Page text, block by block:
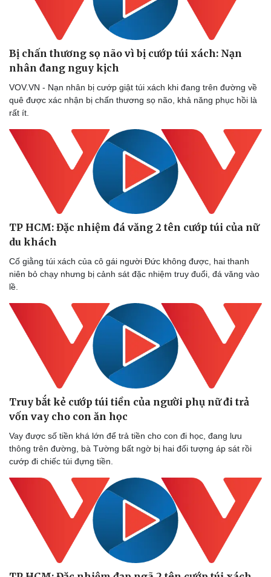
Sức khỏe
Dinh dưỡng - món ngon
Sản phụ khoa
Nhi khoa
Nam khoa
Làm đẹp - giảm cân
Phòng mạch online
Ăn sạch sống khỏe
Đời sống
Nhà đẹp
Blog
Tình yêu - Gia đình
Bị chấn thương sọ não vì bị cướp túi xách: Nạn
nhân đang nguy kịch
VOV.VN - Nạn nhân bị cướp giật túi xách khi đang trên đường về
quê được xác nhận bị chấn thương sọ não, khả năng phục hồi là
rất ít.
TP HCM: Đặc nhiệm đá văng 2 tên cướp túi của nữ
du khách
Cố giằng túi xách của cô gái người Đức không được, hai thanh
niên bỏ chạy nhưng bị cảnh sát đặc nhiệm truy đuổi, đá văng vào
lề.
Truy bắt kẻ cướp túi tiền của người phụ nữ đi trả
vốn vay cho con ăn học
Vay được số tiền khá lớn để trả tiền cho con đi học, đang lưu
thông trên đường, bà Tường bất ngờ bị hai đối tượng áp sát rồi
cướp đi chiếc túi đựng tiền.